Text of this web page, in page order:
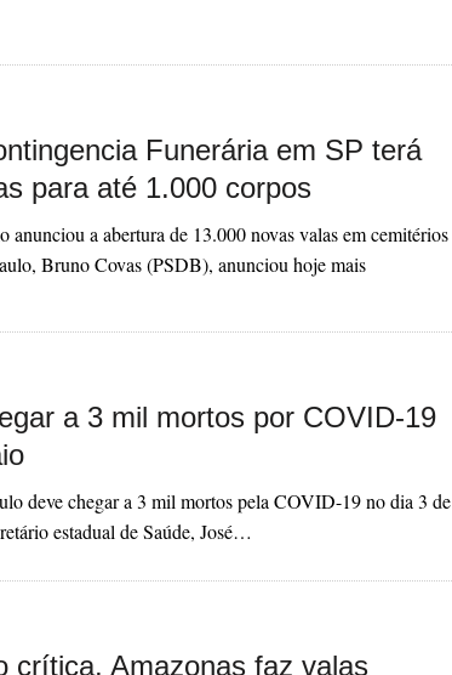
Funerária em SP terá
para até 1.000 corpos
anunciou a abertura de 13.000 novas valas em cemitérios
Bruno Covas (PSDB), anunciou hoje mais
a 3 mil mortos por COVID-19
deve chegar a 3 mil mortos pela COVID-19 no dia 3 de
estadual de Saúde, José…
crítica, Amazonas faz valas